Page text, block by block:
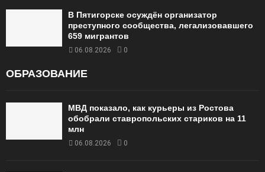
В Пятигорске осуждён организатор
преступного сообщества, легализовавшего
659 мигрантов
06.08.2026 0
ОБРАЗОВАНИЕ
МВД показало, как курьеры из Ростова
обобрали ставропольских стариков на 11
млн
06.08.2026 0